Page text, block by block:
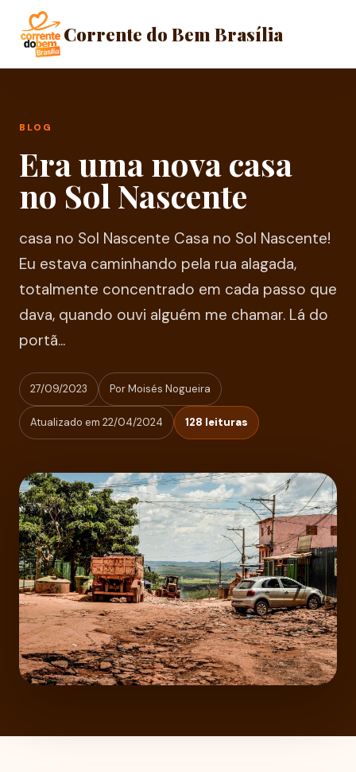
Corrente do Bem Brasília
BLOG
Era uma nova casa
no Sol Nascente
casa no Sol Nascente Casa no Sol Nascente!
Eu estava caminhando pela rua alagada,
totalmente concentrado em cada passo que
dava, quando ouvi alguém me chamar. Lá do
portã...
27/09/2023 Por Moisés Nogueira
Atualizado em 22/04/2024 128 leituras
♡